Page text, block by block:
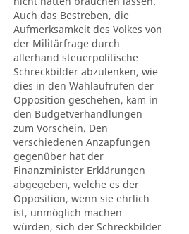
Auch das Bestreben, die
Aufmerksamkeit des Volkes von
der Militärfrage durch
allerhand steuerpolitische
Schreckbilder abzulenken, wie
dies in den Wahlaufrufen der
Opposition geschehen, kam in
den Budgetverhandlungen
zum Vorschein. Den
verschiedenen Anzapfungen
gegenüber hat der
Finanzminister Erklärungen
abgegeben, welche es der
Opposition, wenn sie ehrlich
ist, unmöglich machen
würden, sich der Schreckbilder